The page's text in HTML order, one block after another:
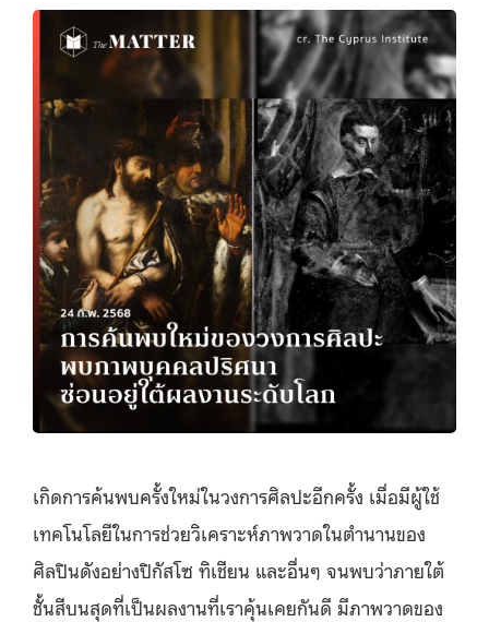
เกิดการค้นพบครั้งใหม่ในวงการศิลปะอีกครั้ง เมื่อมีผู้ใช้
เทคโนโลยีในการช่วยวิเคราะห์ภาพวาดในตำนานของ
ศิลปินดังอย่างปิกัสโซ ทิเชียน และอื่นๆ จนพบว่าภายใต้
ชั้นสีบนสุดที่เป็นผลงานที่เราคุ้นเคยกันดี มีภาพวาดของ